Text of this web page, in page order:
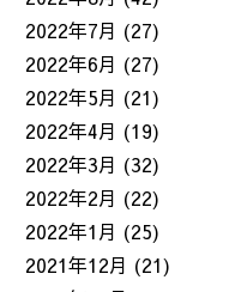
2022年7月 (27)
2022年6月 (27)
2022年5月 (21)
2022年4月 (19)
2022年3月 (32)
2022年2月 (22)
2022年1月 (25)
2021年12月 (21)